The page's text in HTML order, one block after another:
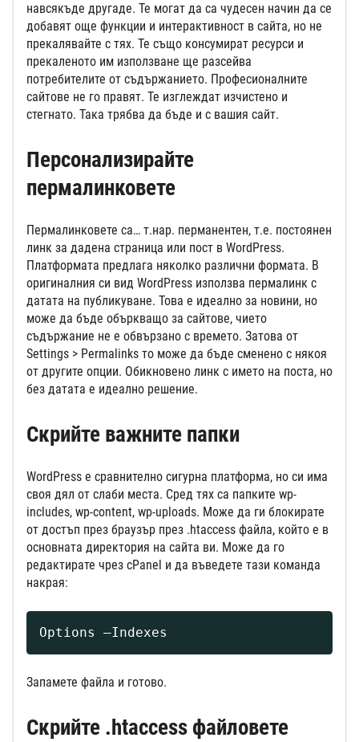
навсякъде другаде. Те могат да са чудесен начин да се
добавят още функции и интерактивност в сайта, но не
прекалявайте с тях. Те също консумират ресурси и
прекаленото им използване ще разсейва
потребителите от съдържанието. Професионалните
сайтове не го правят. Те изглеждат изчистено и
стегнато. Така трябва да бъде и с вашия сайт.
Персонализирайте
пермалинковете
Пермалинковете са… т.нар. перманентен, т.е. постоянен
линк за дадена страница или пост в WordPress.
Платформата предлага няколко различни формата. В
оригиналния си вид WordPress използва пермалинк с
датата на публикуване. Това е идеално за новини, но
може да бъде объркващо за сайтове, чието
съдържание не е обвързано с времето. Затова от
Settings > Permalinks то може да бъде сменено с някоя
от другите опции. Обикновено линк с името на поста, но
без датата е идеално решение.
Скрийте важните папки
WordPress е сравнително сигурна платформа, но си има
своя дял от слаби места. Сред тях са папките wp-
includes, wp-content, wp-uploads. Може да ги блокирате
от достъп през браузър през .htaccess файла, който е в
основната директория на сайта ви. Може да го
редактирате чрез cPanel и да въведете тази команда
накрая:
Options –Indexes
Запамете файла и готово.
Скрийте .htaccess файловете